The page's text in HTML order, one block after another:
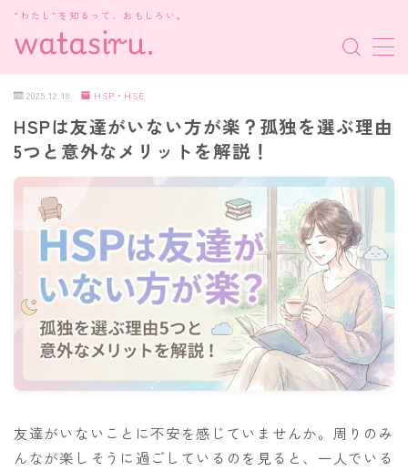
“わたし”を知るって、おもしろい。
MENU
MBTI診断
HSP・HSE
新着記事
2025.12.18 HSP・HSE
HSPは友達がいない方が楽？孤独を選ぶ理由
5つと意外なメリットを解説！
友達がいないことに不安を感じていませんか。周りのみ
んなが楽しそうに過ごしているのを見ると、一人でいる